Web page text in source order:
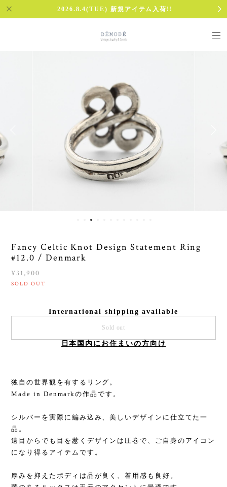
2026.8.4(TUE) 新規アイテム入荷!!
Fancy Celtic Knot Design Statement Ring
#12.0 / Denmark
¥31,900
SOLD OUT
International shipping available
Sold out
日本国内にお住まいの方向け
独自の世界観を有するリング。
Made in Denmarkの作品です。
シルバーを実際に編み込み、美しいデザインに仕立てた一
品。
遠目からでも目を惹くデザインは圧巻で、ご自身のアイコン
になり得るアイテムです。
厚みを抑えたボディは品が良く、着用感も良好。